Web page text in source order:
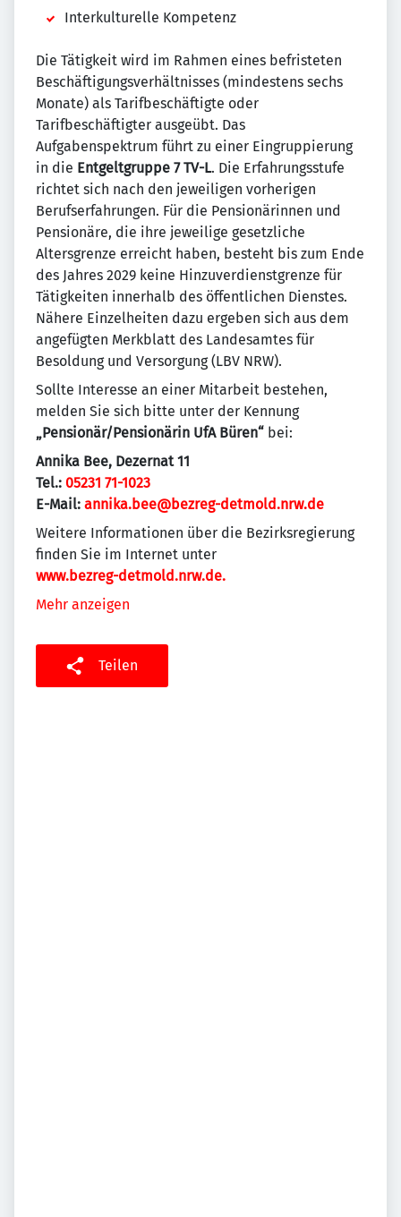
Interkulturelle Kompetenz
Die Tätigkeit wird im Rahmen eines befristeten
Beschäftigungsverhältnisses (mindestens sechs
Monate) als Tarifbeschäftigte oder
Tarifbeschäftigter ausgeübt. Das
Aufgabenspektrum führt zu einer Eingruppierung
in die Entgeltgruppe 7 TV-L. Die Erfahrungsstufe
richtet sich nach den jeweiligen vorherigen
Berufserfahrungen. Für die Pensionärinnen und
Pensionäre, die ihre jeweilige gesetzliche
Altersgrenze erreicht haben, besteht bis zum Ende
des Jahres 2029 keine Hinzuverdienstgrenze für
Tätigkeiten innerhalb des öffentlichen Dienstes.
Nähere Einzelheiten dazu ergeben sich aus dem
angefügten Merkblatt des Landesamtes für
Besoldung und Versorgung (LBV NRW).
Sollte Interesse an einer Mitarbeit bestehen,
melden Sie sich bitte unter der Kennung
„Pensionär/Pensionärin UfA Büren“ bei:
Annika Bee, Dezernat 11
Tel.: 05231 71-1023
E-Mail: annika.bee@bezreg-detmold.nrw.de
Weitere Informationen über die Bezirksregierung
finden Sie im Internet unter
www.bezreg-detmold.nrw.de.
Mehr anzeigen
Teilen